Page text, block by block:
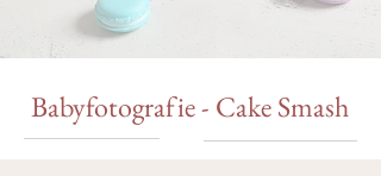
Babyfotografie - Cake Smash